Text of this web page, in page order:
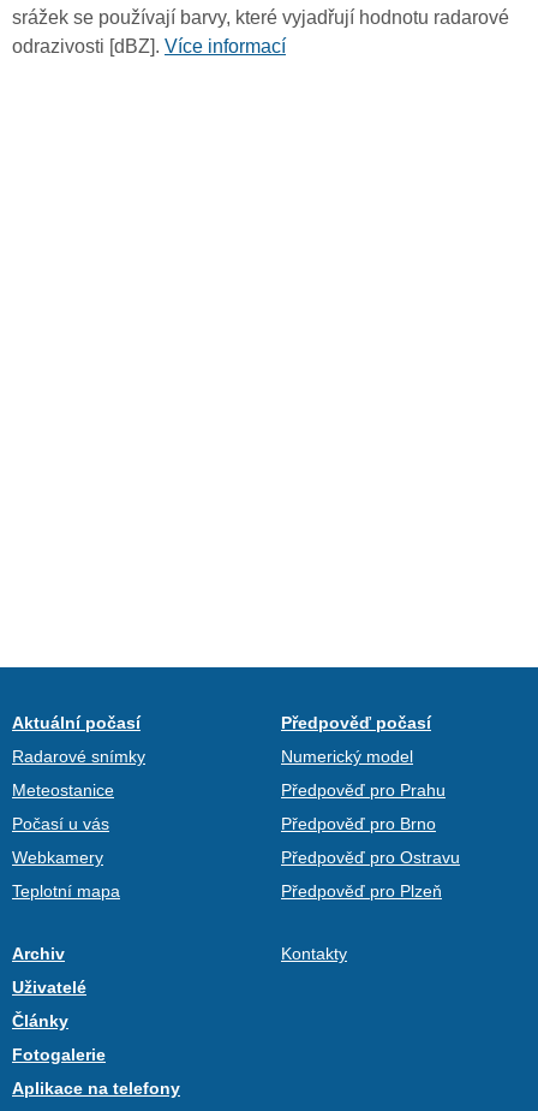
srážek se používají barvy, které vyjadřují hodnotu radarové
odrazivosti [dBZ]. Více informací
Aktuální počasí
Radarové snímky
Meteostanice
Počasí u vás
Webkamery
Teplotní mapa
Předpověď počasí
Numerický model
Předpověď pro Prahu
Předpověď pro Brno
Předpověď pro Ostravu
Předpověď pro Plzeň
Archiv
Uživatelé
Články
Fotogalerie
Aplikace na telefony
Kontakty